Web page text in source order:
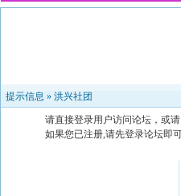
提示信息 » 洪兴社团
请直接登录用户访问论坛，或请
如果您已注册,请先登录论坛即